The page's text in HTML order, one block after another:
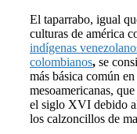
El taparrabo, igual
culturas de américa
indígenas
colombianos, se
más básica común
mesoamericanas,
el siglo XVI debido
los calzoncillos de